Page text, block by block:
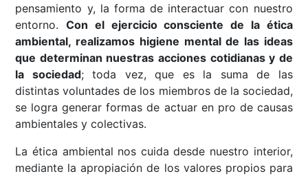
pensamiento y, la forma de interactuar con nuestro
entorno.Con el ejercicio consciente de la ética
ambiental, realizamos higiene mental de las ideas
que determinan nuestras acciones cotidianas y de
la sociedad; toda vez, que es la suma de las
distintas voluntades de los miembros de la sociedad,
se logra generar formas de actuar en pro de causas
ambientales y colectivas.
La ética ambiental nos cuida desde nuestro interior,
mediante la apropiación de los valores propios para